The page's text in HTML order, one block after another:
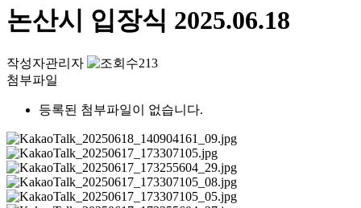
논산시 입장식 2025.06.18
작성자관리자
213
첨부파일
등록된 첨부파일이 없습니다.